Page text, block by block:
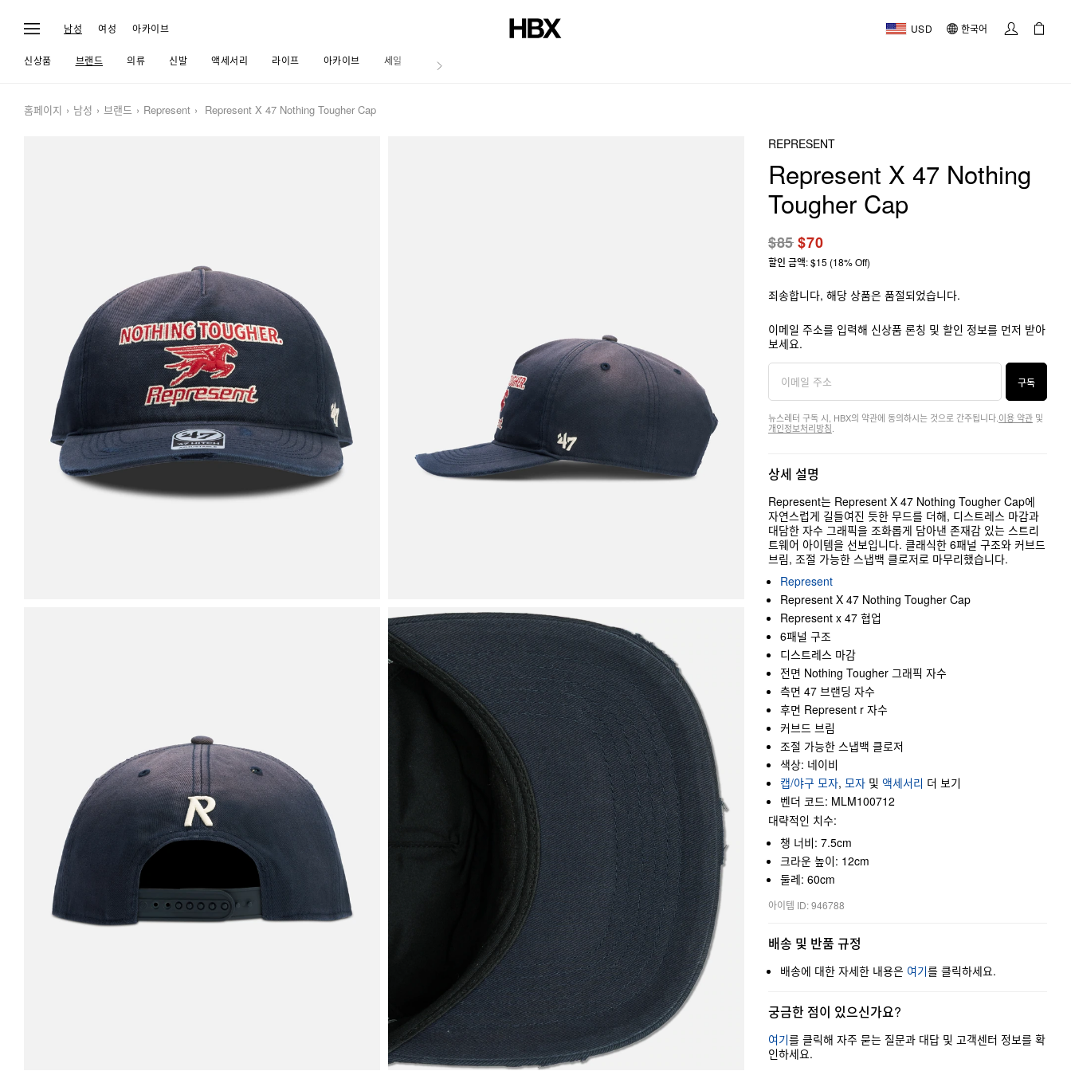
남성 여성 아카이브 USD 한국어
신상품 브랜드 의류 신발 액세서리 라이프 아카이브 세일 저널
홈페이지 남성 브랜드 Represent Represent X 47 Nothing Tougher Cap
REPRESENT
Represent X 47 Nothing
Tougher Cap
$85$70
할인 금액: $15 (18% Off)
죄송합니다, 해당 상품은 품절되었습니다.
이메일 주소를 입력해 신상품 론칭 및 할인 정보를 먼저 받아
보세요.
구독
뉴스레터 구독 시, HBX의 약관에 동의하시는 것으로 간주됩니다. 이용 약관 및
개인정보처리방침
상세 설명
Represent는 Represent X 47 Nothing Tougher Cap에
자연스럽게 길들여진 듯한 무드를 더해, 디스트레스 마감과
대담한 자수 그래픽을 조화롭게 담아낸 존재감 있는 스트리
트웨어 아이템을 선보입니다. 클래식한 6패널 구조와 커브드
브림, 조절 가능한 스냅백 클로저로 마무리했습니다.
Represent
Represent X 47 Nothing Tougher Cap
Represent x 47 협업
6패널 구조
디스트레스 마감
전면 Nothing Tougher 그래픽 자수
측면 47 브랜딩 자수
후면 Represent r 자수
커브드 브림
조절 가능한 스냅백 클로저
색상: 네이비
캡/야구 모자, 모자 및 액세서리 더 보기
벤더 코드: MLM100712
대략적인 치수:
챙 너비: 7.5cm
크라운 높이: 12cm
둘레: 60cm
아이템 ID: 946788
배송 및 반품 규정
배송에 대한 자세한 내용은 여기를 클릭하세요.
궁금한 점이 있으신가요?
여기를 클릭해 자주 묻는 질문과 대답 및 고객센터 정보를 확
인하세요.